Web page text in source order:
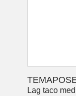
Lag taco